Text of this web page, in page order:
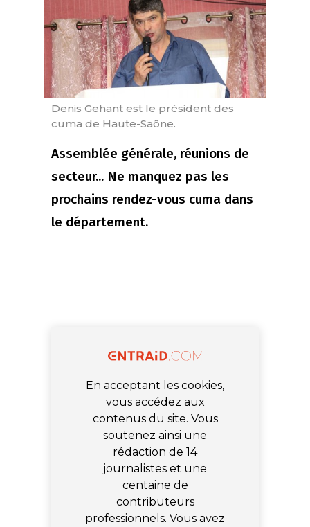
Denis Gehant est le président des
cuma de Haute-Saône.
Assemblée générale, réunions de
secteur... Ne manquez pas les
prochains rendez-vous cuma dans
le département.
En acceptant les cookies,
vous accédez aux
contenus du site. Vous
soutenez ainsi une
rédaction de 14
journalistes et une
centaine de
contributeurs
professionnels. Vous avez